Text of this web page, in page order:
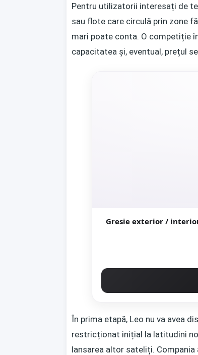
Pentru utilizatorii interesați de
sau flote care circulă prin zone
mari poate conta. O competiție
capacitatea și, eventual, prețul
Gresie exterior / interior
În prima etapă, Leo nu va avea
restricționat inițial la latitudini
lansarea altor sateliți.